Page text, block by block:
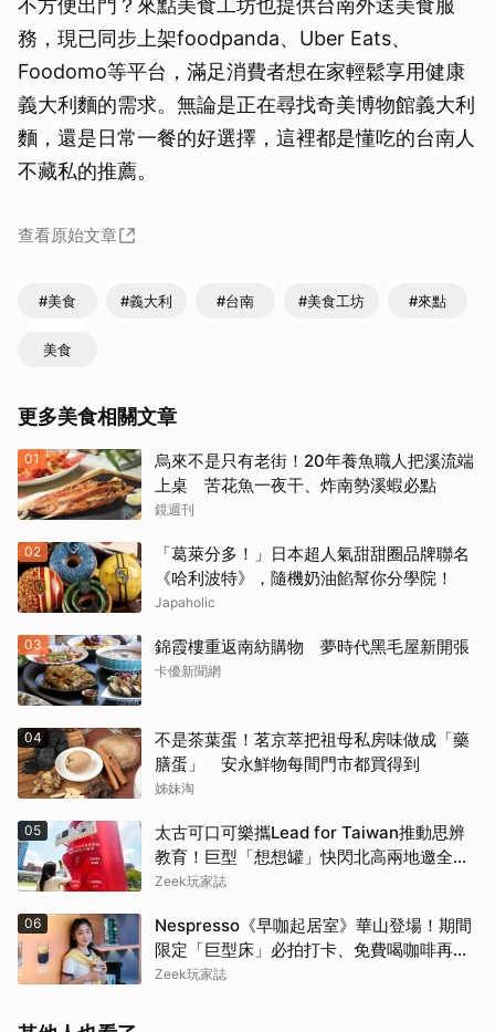
務，現已同步上架foodpanda、Uber Eats、
Foodomo等平台，滿足消費者想在家輕鬆享用健康
義大利麵的需求。無論是正在尋找奇美博物館義大利
麵，還是日常一餐的好選擇，這裡都是懂吃的台南人
不藏私的推薦。
查看原始文章
#美食 #義大利 #台南 #美食工坊 #來點
美食
更多美食相關文章
01
烏來不是只有老街！20年養魚職人把溪流端
上桌 苦花魚一夜干、炸南勢溪蝦必點
鏡週刊
02
「葛萊分多！」日本超人氣甜甜圈品牌聯名
《哈利波特》，隨機奶油餡幫你分學院！
Japaholic
03 錦霞樓重返南紡購物 夢時代黑毛屋新開張
卡優新聞網
04
不是茶葉蛋！茗京萃把祖母私房味做成「藥
膳蛋」 安永鮮物每間門市都買得到
姊妹淘
05
太古可口可樂攜Lead for Taiwan推動思辨
教育！巨型「想想罐」快閃北高兩地邀全民
挑戰「打破慣性」
Zeek玩家誌
06
Nespresso《早咖起居室》華山登場！期間
限定「巨型床」必拍打卡、免費喝咖啡再拿
好禮
Zeek玩家誌